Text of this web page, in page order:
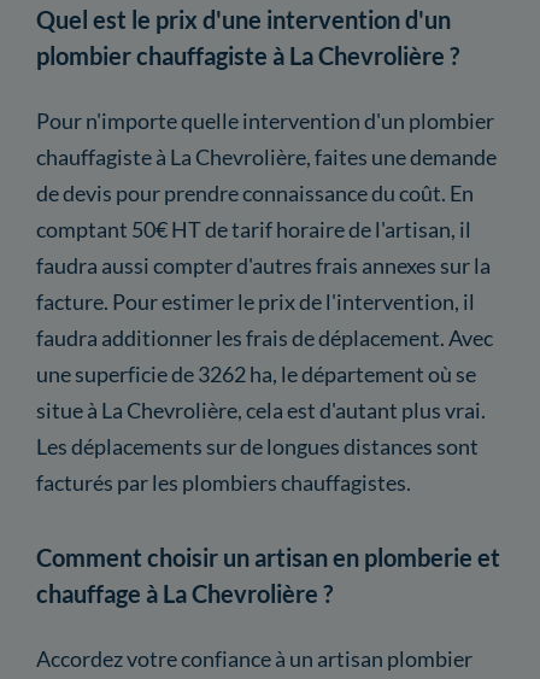
Quel est le prix d'une intervention d'un
plombier chauffagiste à La Chevrolière ?
Pour n'importe quelle intervention d'un plombier
chauffagiste à La Chevrolière, faites une demande
de devis pour prendre connaissance du coût. En
comptant 50€ HT de tarif horaire de l'artisan, il
faudra aussi compter d'autres frais annexes sur la
facture. Pour estimer le prix de l'intervention, il
faudra additionner les frais de déplacement. Avec
une superficie de 3262 ha, le département où se
situe à La Chevrolière, cela est d'autant plus vrai.
Les déplacements sur de longues distances sont
facturés par les plombiers chauffagistes.
Comment choisir un artisan en plomberie et
chauffage à La Chevrolière ?
Accordez votre confiance à un artisan plombier